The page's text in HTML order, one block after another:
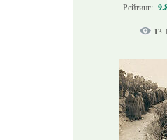
Рейтинг:
13